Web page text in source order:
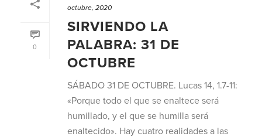
0
octubre, 2020
SIRVIENDO LA
PALABRA: 31 DE
OCTUBRE
SÁBADO 31 DE OCTUBRE. Lucas 14, 1.7-11:
«Porque todo el que se enaltece será
humillado, y el que se humilla será
enaltecido». Hay cuatro realidades a las